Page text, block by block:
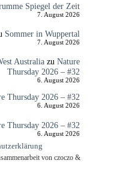
Spiegel der Zeit
7. August 2026
Sommer in Wuppertal
7. August 2026
Australiazu Nature
Thursday 2026 – #32
6. August 2026
Thursday 2026 – #32
6. August 2026
Thursday 2026 – #32
6. August 2026
von czoczo &